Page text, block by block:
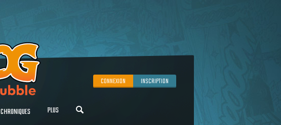
CONNEXION INSCRIPTION
CHRONIQUES PLUS